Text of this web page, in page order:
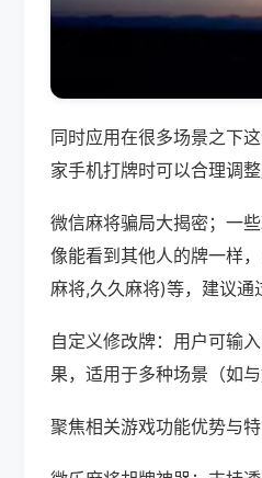
同时应用在很多场景之下
家手机打牌时可以合理调
微信麻将骗局大揭密；一
像能看到其他人的牌一样
麻将,久久麻将)等，建议通
自定义修改牌：用户可输
果，适用于多种场景（如
聚焦相关游戏功能优势与特